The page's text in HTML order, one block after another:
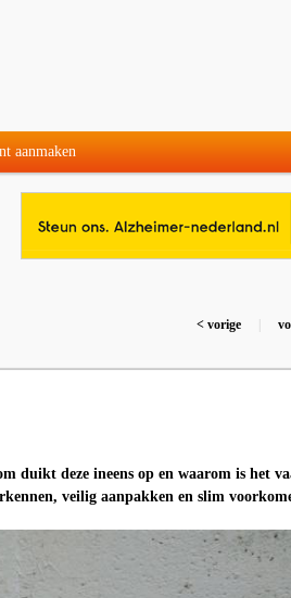
aanmaken
< vorige
duikt deze ineens op en waarom is het
veilig aanpakken en slim